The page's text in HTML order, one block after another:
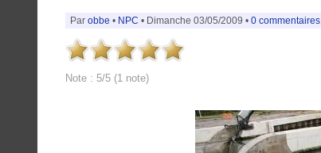
Par obbe • NPC • Dimanche 03/05/2009 • 0 commentaires
Note : 5/5 (1 note)